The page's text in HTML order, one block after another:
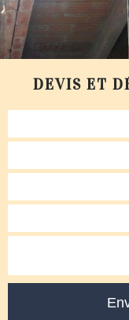
DEVIS ET